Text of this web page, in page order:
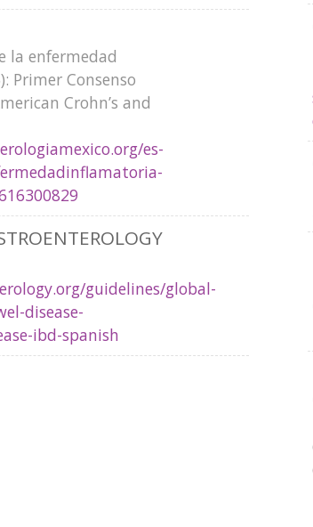
la enfermedad
Primer Consenso
Crohn’s and
es-
guidelines/global-
disease-
ibd-spanish